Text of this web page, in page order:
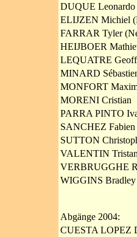
DUQUE Leonardo
ELIJZEN Michiel
FARRAR Tyler
HEIJBOER
LEQUATRE
MINARD
MONFORT
MORENI Cristian
PARRA PINTO
SANCHEZ Fabien
SUTTON
VALENTIN
VERBRUGGHE
WIGGINS Bradley
Abgänge 2004:
CUESTA LOPEZ